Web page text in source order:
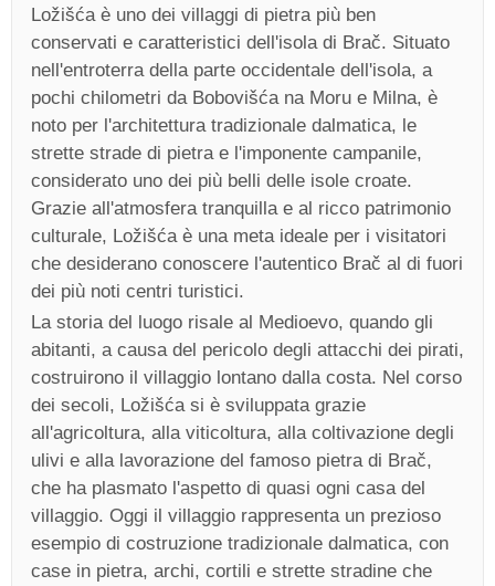
Ložišća è uno dei villaggi di pietra più ben
conservati e caratteristici dell'isola di Brač. Situato
nell'entroterra della parte occidentale dell'isola, a
pochi chilometri da Bobovišća na Moru e Milna, è
noto per l'architettura tradizionale dalmatica, le
strette strade di pietra e l'imponente campanile,
considerato uno dei più belli delle isole croate.
Grazie all'atmosfera tranquilla e al ricco patrimonio
culturale, Ložišća è una meta ideale per i visitatori
che desiderano conoscere l'autentico Brač al di fuori
dei più noti centri turistici.
La storia del luogo risale al Medioevo, quando gli
abitanti, a causa del pericolo degli attacchi dei pirati,
costruirono il villaggio lontano dalla costa. Nel corso
dei secoli, Ložišća si è sviluppata grazie
all'agricoltura, alla viticoltura, alla coltivazione degli
ulivi e alla lavorazione del famoso pietra di Brač,
che ha plasmato l'aspetto di quasi ogni casa del
villaggio. Oggi il villaggio rappresenta un prezioso
esempio di costruzione tradizionale dalmatica, con
case in pietra, archi, cortili e strette stradine che